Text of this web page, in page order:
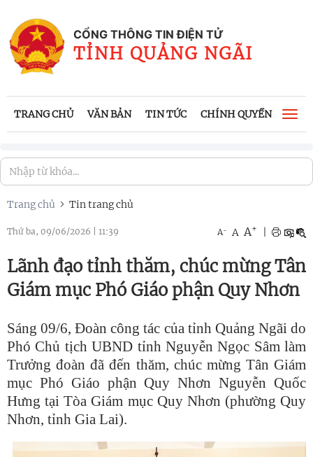
CỔNG THÔNG TIN ĐIỆN TỬ
TỈNH QUẢNG NGÃI
TRANG CHỦ VĂN BẢN TIN TỨC CHÍNH QUYỀN
Trang chủ Tin trang chủ
Thứ ba, 09/06/2026 11:39 A- A A+
Lãnh đạo tỉnh thăm, chúc mừng Tân
Giám mục Phó Giáo phận Quy Nhơn
Sáng 09/6, Đoàn công tác của tỉnh Quảng Ngãi do
Phó Chủ tịch UBND tỉnh Nguyễn Ngọc Sâm làm
Trưởng đoàn đã đến thăm, chúc mừng Tân Giám
mục Phó Giáo phận Quy Nhơn Nguyễn Quốc
Hưng tại Tòa Giám mục Quy Nhơn (phường Quy
Nhơn, tỉnh Gia Lai).